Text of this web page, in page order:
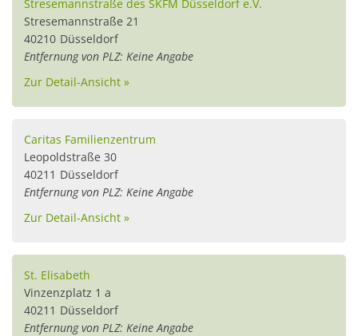
Stresemannstraße des SKFM Düsseldorf e.V.
Stresemannstraße 21
40210 Düsseldorf
Entfernung von PLZ: Keine Angabe
Zur Detail-Ansicht »
Caritas Familienzentrum
Leopoldstraße 30
40211 Düsseldorf
Entfernung von PLZ: Keine Angabe
Zur Detail-Ansicht »
St. Elisabeth
Vinzenzplatz 1 a
40211 Düsseldorf
Entfernung von PLZ: Keine Angabe